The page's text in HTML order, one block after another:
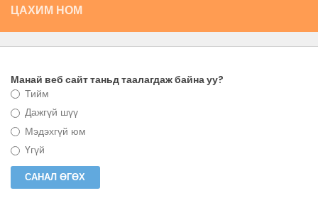
ЦАХИМ НОМ
Манай веб сайт таньд таалагдаж байна уу?
Тийм
Дажгүй шүү
Мэдэхгүй юм
Үгүй